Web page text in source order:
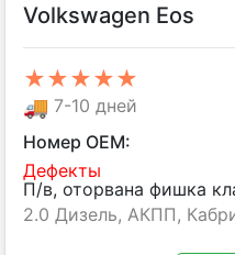
Volkswagen Eos
★★★★★
🚚 7-10 дней
Номер OEM:
Дефекты
П/в, оторвана фишка
2.0 Дизель, АКПП,